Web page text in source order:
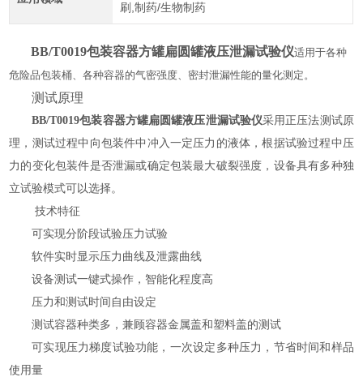
刷,制药/生物制药
BB/T0019包装容器方罐扁圆罐液压泄漏试验仪适用于各种
危险品包装桶、各种容器的气密强度、密封泄漏性能的量化测定。
测试原理
BB/T0019包装容器方罐扁圆罐液压泄漏试验仪采用正压法测试原
理，测试过程中向包装件中冲入一定压力的液体，根据试验过程中压
力的变化包装件是否泄漏或确定包装最大破裂强度，设备具有多种独
立试验模式可以选择。
技术特征
可实现分阶段试验压力试验
软件实时显示压力曲线及泄露曲线
设备测试一键式操作，智能化程度高
压力和测试时间自由设定
测试容器种类多，兼顾容器金属盖和塑料盖的测试
可实现压力梯度试验功能，一次设定多种压力，节省时间和样品
使用量